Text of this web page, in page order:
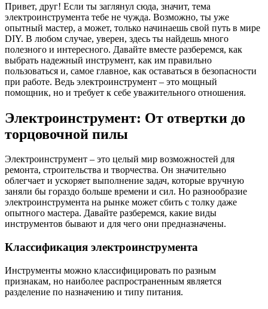
Привет, друг! Если ты заглянул сюда, значит, тема
электроинструмента тебе не чужда. Возможно, ты уже
опытный мастер, а может, только начинаешь свой путь в мире
DIY. В любом случае, уверен, здесь ты найдешь много
полезного и интересного. Давайте вместе разберемся, как
выбрать надежный инструмент, как им правильно
пользоваться и, самое главное, как оставаться в безопасности
при работе. Ведь электроинструмент – это мощный
помощник, но и требует к себе уважительного отношения.
Электроинструмент: От отвертки до
торцовочной пилы
Электроинструмент – это целый мир возможностей для
ремонта, строительства и творчества. Он значительно
облегчает и ускоряет выполнение задач, которые вручную
заняли бы гораздо больше времени и сил. Но разнообразие
электроинструмента на рынке может сбить с толку даже
опытного мастера. Давайте разберемся, какие виды
инструментов бывают и для чего они предназначены.
Классификация электроинструмента
Инструменты можно классифицировать по разным
признакам, но наиболее распространенным является
разделение по назначению и типу питания.